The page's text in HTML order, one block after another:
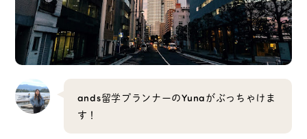
ands留学プランナーのYunaがぶっちゃけま
す！